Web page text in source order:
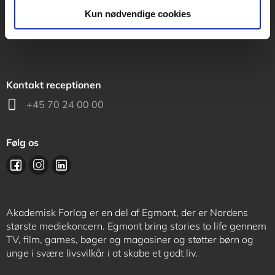
Kun nødvendige cookies
support@akademisk.dk
Kontakt receptionen
+45 70 24 00 00
Følg os
Akademisk Forlag er en del af Egmont, der er Nordens
største mediekoncern. Egmont bring stories to life gennem
TV, film, games, bøger og magasiner og støtter børn og
unge i svære livsvilkår i at skabe et godt liv.